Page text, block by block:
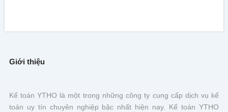
Giới thiệu
Kế toán YTHO là một trong những công ty cung cấp dịch vụ kế
toán uy tín chuyên nghiệp bậc nhất hiện nay. Kế toán YTHO